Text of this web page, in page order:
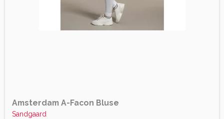
Amsterdam A-Facon Bluse
Sandgaard